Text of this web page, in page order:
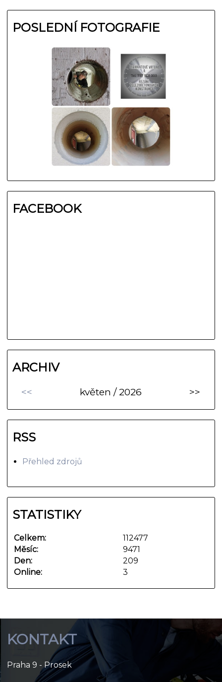
POSLEDNÍ FOTOGRAFIE
FACEBOOK
ARCHIV
<< květen / 2026 >>
RSS
Přehled zdrojů
STATISTIKY
Online: 3
Celkem:
112477
Měsíc:
9471
Den:
209
KONTAKT
Praha 9 - Prosek